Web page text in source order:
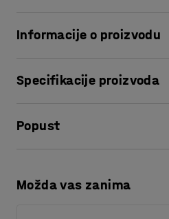
Informacije o proizvodu
prikolice ili police. Rampa ima
Specifikacije proizvoda
Visina: 50
Nosivost
Potreban broj osoba: 1
Popust
Preuzmite upute za
Možda vas zanima